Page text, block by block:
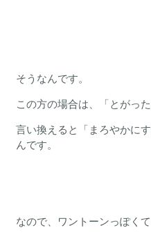
そうなんです。
この方の場合は、「とがっ
言い換えると「まろやかに
んです。
なので、ワントーンっぽく